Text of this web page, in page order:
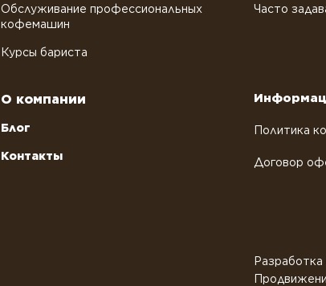
Обслуживание профессиональных
кофемашин
Курсы бариста
О компании
Блог
Контакты
Часто
Политика
Договор
Разработка